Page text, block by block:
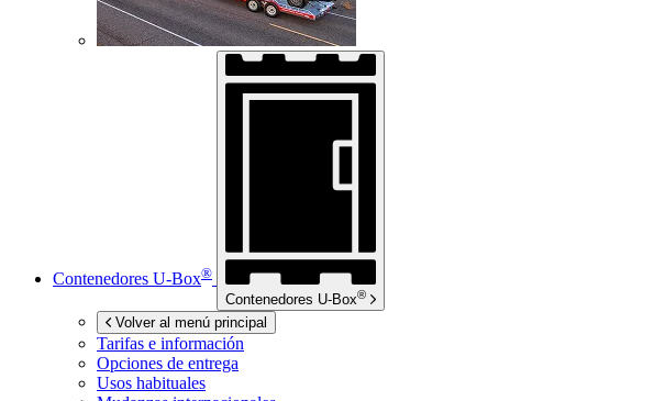
Contenedores U-Box®
Contenedores U-Box®
Volver al menú principal
Tarifas e información
Opciones de entrega
Usos habituales